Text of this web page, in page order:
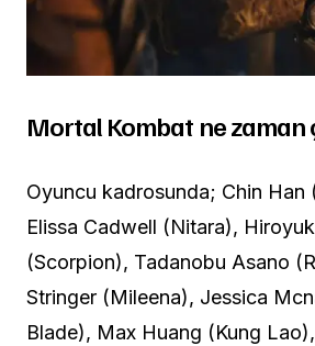
Mortal Kombat ne zaman
Oyuncu kadrosunda; Chin Han
Elissa Cadwell (Nitara),
(Scorpion), Tadanobu Asano
Stringer (Mileena), Jessica
Blade), Max Huang (Kung